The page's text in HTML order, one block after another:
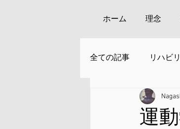
ホーム 理念
全ての記事 リハビリ
安来周辺の観光
運